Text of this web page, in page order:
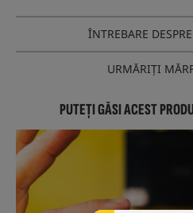
ÎNTREBARE
URMĂRIȚI
PUTEȚI GĂSI ACEST